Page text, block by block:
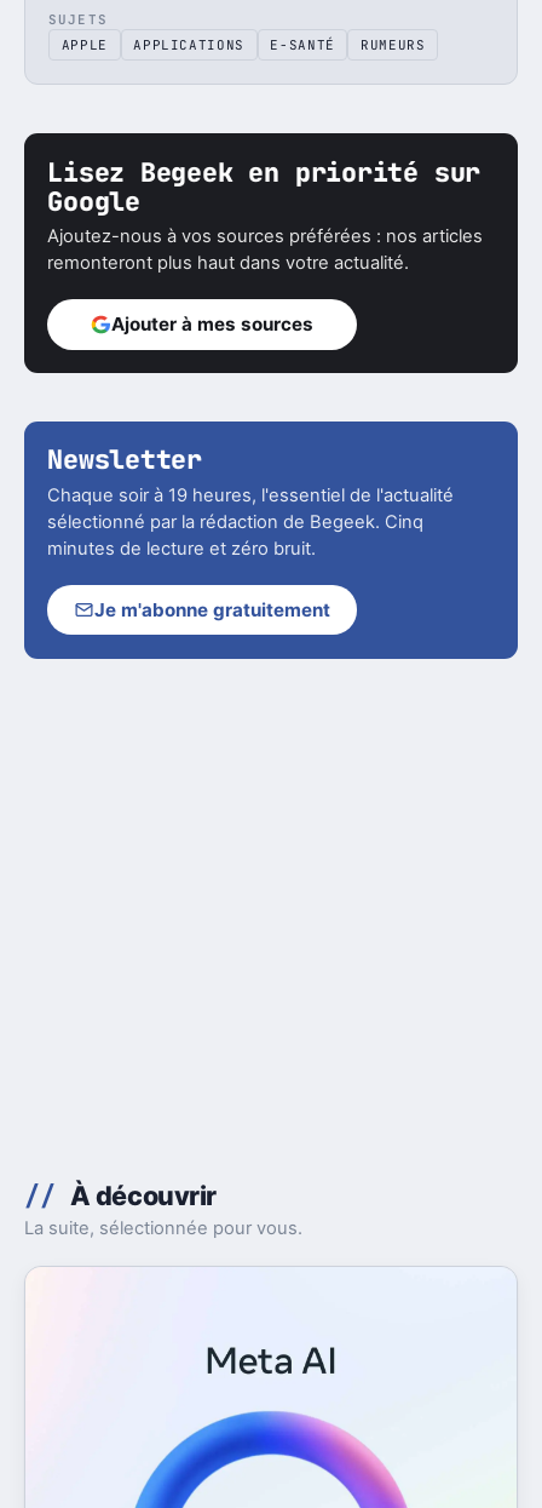
SUJETS
APPLE
APPLICATIONS E-SANTÉ RUMEURS
Lisez Begeek en priorité sur
Google
Ajoutez-nous à vos sources préférées : nos articles
remonteront plus haut dans votre actualité.
Ajouter à mes sources
Newsletter
Chaque soir à 19 heures, l'essentiel de l'actualité
sélectionné par la rédaction de Begeek. Cinq
minutes de lecture et zéro bruit.
Je m'abonne gratuitement
À découvrir
La suite, sélectionnée pour vous.